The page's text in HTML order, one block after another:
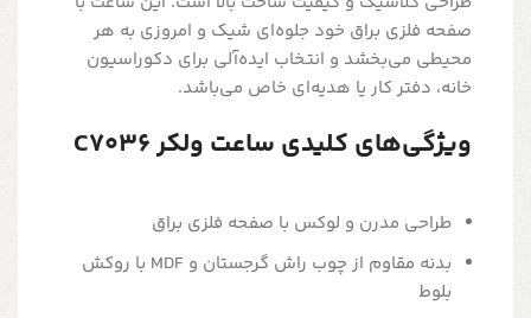
صفحه فلزی براق خود جلوه‌ای شیک و امروزی به هر
محیطی می‌بخشد و انتخاب ایده‌آلی برای دکوراسیون
خانه، دفتر کار یا هدیه‌ای خاص می‌باشد.
ویژگی‌های کلیدی ساعت ولکر C7036
طراحی مدرن و لوکس با صفحه فلزی براق
بدنه مقاوم از چوب راش گرجستان و MDF با روکش
بلوط